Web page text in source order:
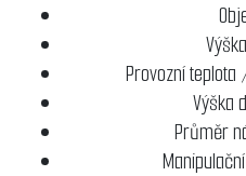
Provozní
Výška
Průměr